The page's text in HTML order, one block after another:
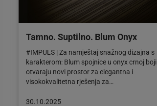
Tamno. Suptilno. Blum Onyx
#IMPULS | Za namještaj snažnog dizajna s
karakterom: Blum spojnice u onyx crnoj boji
otvaraju novi prostor za elegantna i
visokokvalitetna rješenja za…
Objava
30.10.2025